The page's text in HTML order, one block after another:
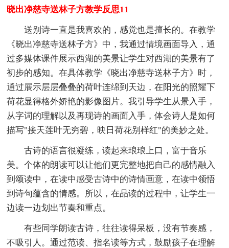
晓出净慈寺送林子方教学反思11
送别诗一直是我喜欢的，感觉也是擅长的。在教学
《晓出净慈寺送林子方》中，我通过情境画面导入，通
过多媒体课件展示西湖的美景让学生对西湖的美景有了
初步的感知。在具体教学《晓出净慈寺送林子方》时，
通过展示层层叠叠的荷叶连绵到天边，在阳光的照耀下
荷花显得格外娇艳的影像图片。我引导学生从景入手，
从字词的理解以及再现诗的画面入手，体会诗人是如何
描写"接天莲叶无穷碧，映日荷花别样红"的美妙之处。
古诗的语言很凝练，读起来琅琅上口，富于音乐
美。个体的朗读可以让他们更完整地把自己的感情融入
到颂读中，在读中感受古诗中的诗情画意，在读中领悟
到诗句蕴含的情感。所以，在品读的过程中，让学生一
边读一边划出节奏和重点。
有些同学朗读古诗，往往读得呆板，没有节奏感，
不吸引人。通过范读、指名读等方式，鼓励孩子在理解